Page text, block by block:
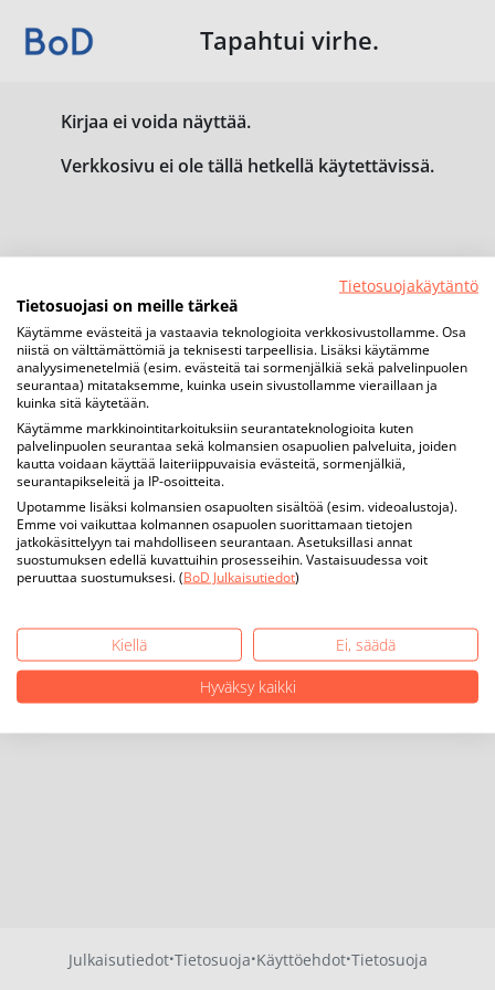
Tapahtui virhe.
Kirjaa ei voida näyttää.
Verkkosivu ei ole tällä hetkellä käytettävissä.
Julkaisutiedot·Tietosuoja·Käyttöehdot·Tietosuoja
Tietosuojakäytäntö
Tietosuojasi on meille tärkeä
Käytämme evästeitä ja vastaavia teknologioita verkkosivustollamme. Osa
niistä on välttämättömiä ja teknisesti tarpeellisia. Lisäksi käytämme
analyysimenetelmiä (esim. evästeitä tai sormenjälkiä sekä palvelinpuolen
seurantaa) mitataksemme, kuinka usein sivustollamme vieraillaan ja
kuinka sitä käytetään.
Käytämme markkinointitarkoituksiin seurantateknologioita kuten
palvelinpuolen seurantaa sekä kolmansien osapuolien palveluita, joiden
kautta voidaan käyttää laiteriippuvaisia evästeitä, sormenjälkiä,
seurantapikseleitä ja IP-osoitteita.
Upotamme lisäksi kolmansien osapuolten sisältöä (esim. videoalustoja).
Emme voi vaikuttaa kolmannen osapuolen suorittamaan tietojen
jatkokäsittelyyn tai mahdolliseen seurantaan. Asetuksillasi annat
suostumuksen edellä kuvattuihin prosesseihin. Vastaisuudessa voit
peruuttaa suostumuksesi. (BoD Julkaisutiedot)
Kiellä
Ei, säädä
Hyväksy kaikki